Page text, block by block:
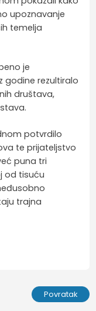
upoznavanje
temelja
je
godine rezultiralo
društava,
potvrdilo
te prijateljstvo
puna tri
od tisuću
trajna
Povratak